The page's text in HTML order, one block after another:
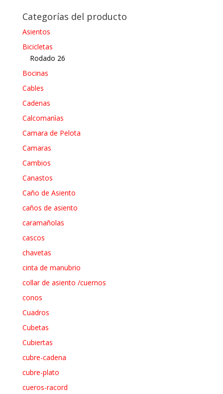
Categorías del producto
Asientos
Bicicletas
Rodado 26
Bocinas
Cables
Cadenas
Calcomanìas
Camara de Pelota
Camaras
Cambios
Canastos
Caño de Asiento
caños de asiento
caramañolas
cascos
chavetas
cinta de manubrio
collar de asiento /cuernos
conos
Cuadros
Cubetas
Cubiertas
cubre-cadena
cubre-plato
cueros-racord